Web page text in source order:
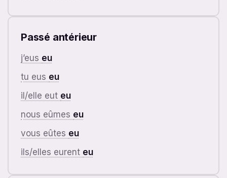
Passé antérieur
j’eus eu
tu eus eu
il/elle eut eu
nous eûmes eu
vous eûtes eu
ils/elles eurent eu